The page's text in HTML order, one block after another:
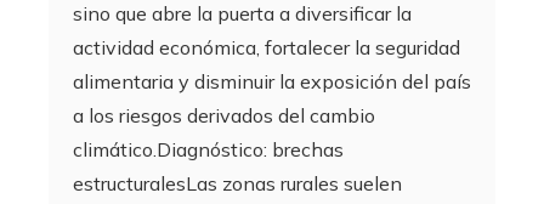
sino que abre la puerta a diversificar la
actividad económica, fortalecer la seguridad
alimentaria y disminuir la exposición del país
a los riesgos derivados del cambio
climático.Diagnóstico: brechas
estructuralesLas zonas rurales suelen